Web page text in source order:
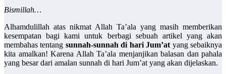
Bismillah…
Alhamdulillah atas nikmat Allah Ta’ala yang masih memberikan
kesempatan bagi kami untuk berbagi sebuah artikel yang akan
membahas tentang sunnah-sunnah di hari Jum’at yang sebaiknya
kita amalkan! Karena Allah Ta’ala menjanjikan balasan dan pahala
yang besar dari amalan sunnah di hari Jum’at yang akan dijelaskan.